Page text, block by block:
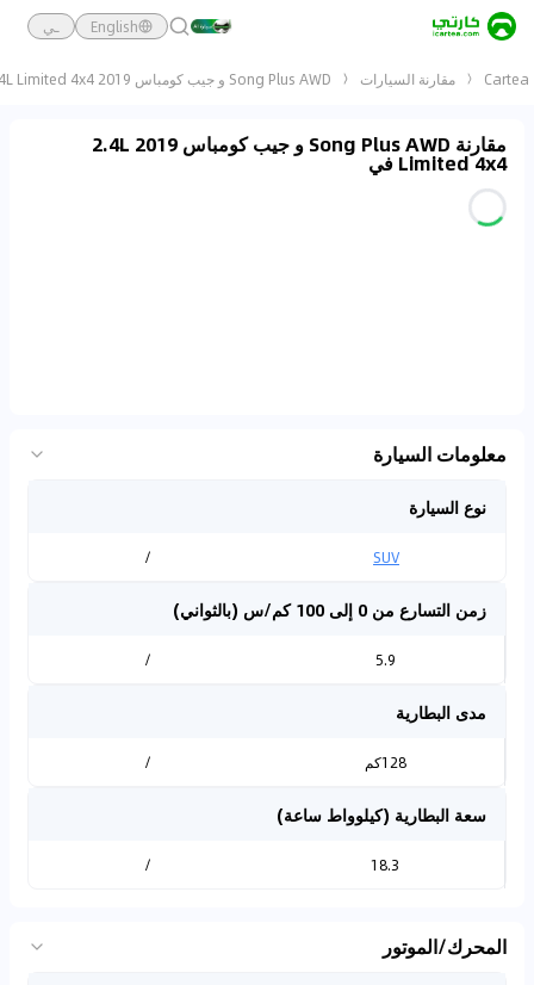
English ـي
Cartea مقارنة السيارات Song Plus AWD و جيب كومباس 2019 2.4L Limited 4x4
مقارنة Song Plus AWD و جيب كومباس 2019 2.4L
Limited 4x4 في
معلومات السيارة
نوع السيارة
SUV
/
زمن التسارع من 0 إلى 100 كم/س (بالثواني)
5.9
/
مدى البطارية
128كم /
سعة البطارية (كيلوواط ساعة)
18.3
/
المحرك/الموتور